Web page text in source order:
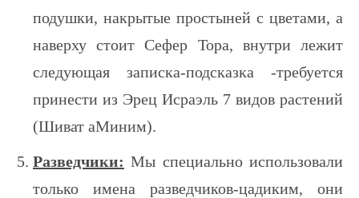
подушки, накрытые простыней с цветами, а
наверху стоит Сефер Тора, внутри лежит
следующая записка-подсказка -требуется
принести из Эрец Исраэль 7 видов растений
(Шиват аМиним).
Разведчики: Мы специально использовали
только имена разведчиков-цадиким, они